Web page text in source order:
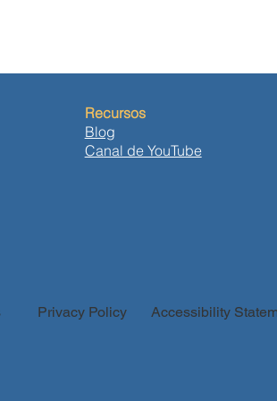
Recursos
Blog
Canal de YouTube
Privacy Policy Accessibility